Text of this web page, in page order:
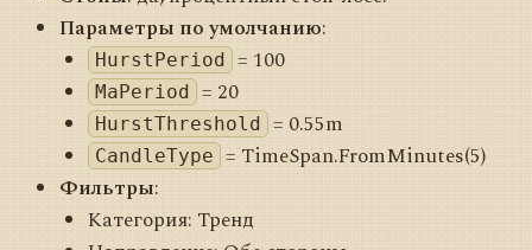
Параметры по умолчанию:
HurstPeriod = 100
MaPeriod = 20
HurstThreshold = 0.55m
CandleType = TimeSpan.FromMinutes(5)
Фильтры:
Категория: Тренд